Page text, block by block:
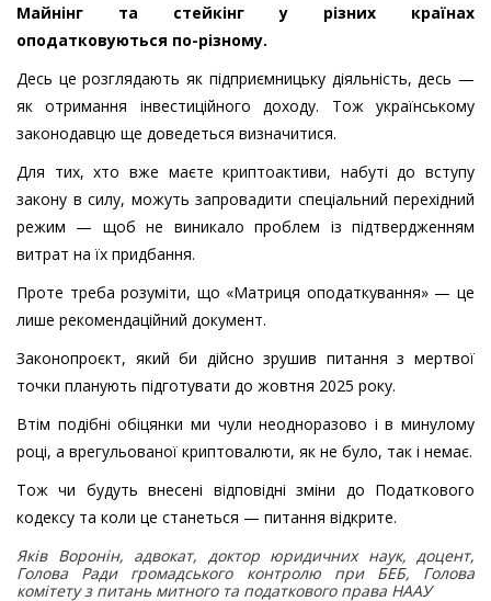
Майнінг та стейкінг у різних країнах
оподатковуються по-різному.
Десь це розглядають як підприємницьку діяльність, десь —
як отримання інвестиційного доходу. Тож українському
законодавцю ще доведеться визначитися.
Для тих, хто вже маєте криптоактиви, набуті до вступу
закону в силу, можуть запровадити спеціальний перехідний
режим — щоб не виникало проблем із підтвердженням
витрат на їх придбання.
Проте треба розуміти, що «Матриця оподаткування» — це
лише рекомендаційний документ.
Законопроєкт, який би дійсно зрушив питання з мертвої
точки планують підготувати до жовтня 2025 року.
Втім подібні обіцянки ми чули неодноразово і в минулому
році, а врегульованої криптовалюти, як не було, так і немає.
Тож чи будуть внесені відповідні зміни до Податкового
кодексу та коли це станеться — питання відкрите.
Яків Воронін, адвокат, доктор юридичних наук, доцент,
Голова Ради громадського контролю при БЕБ, Голова
комітету з питань митного та податкового права НААУ